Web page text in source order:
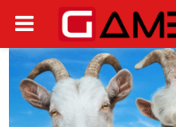
PRIMARY
MENU